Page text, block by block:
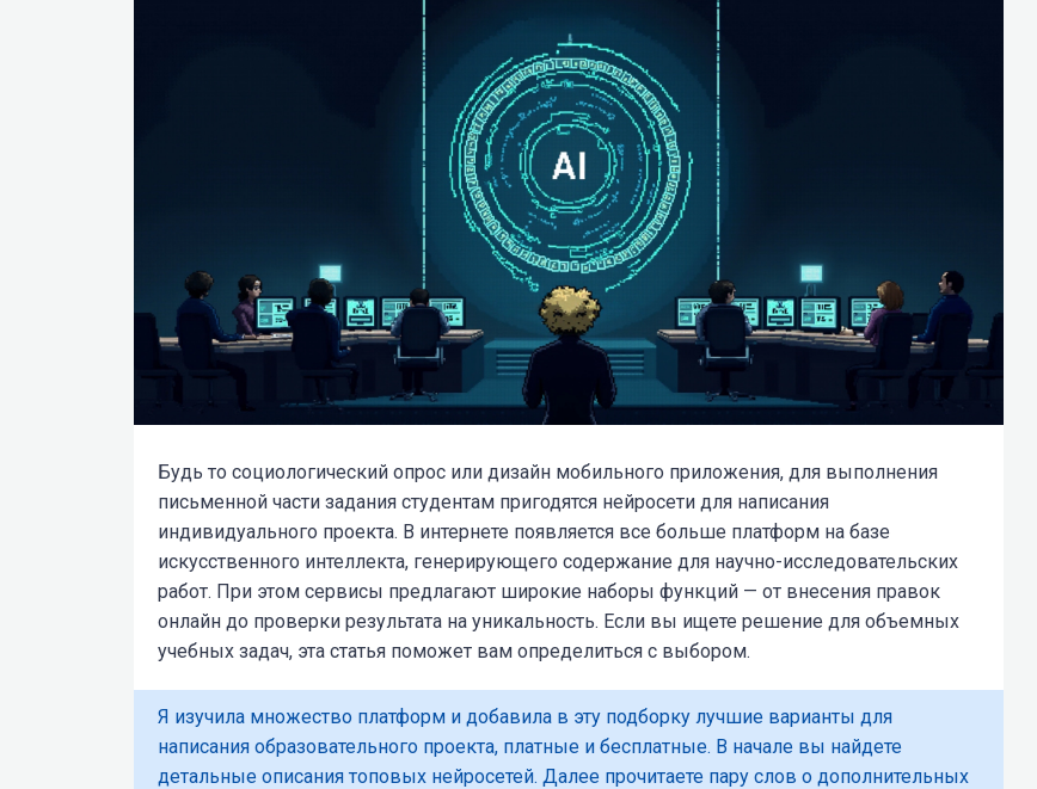
Будь то социологический опрос или дизайн мобильного приложения, для выполнения
письменной части задания студентам пригодятся нейросети для написания
индивидуального проекта. В интернете появляется все больше платформ на базе
искусственного интеллекта, генерирующего содержание для научно-исследовательских
работ. При этом сервисы предлагают широкие наборы функций — от внесения правок
онлайн до проверки результата на уникальность. Если вы ищете решение для объемных
учебных задач, эта статья поможет вам определиться с выбором.
Я изучила множество платформ и добавила в эту подборку лучшие варианты для
написания образовательного проекта, платные и бесплатные. В начале вы найдете
детальные описания топовых нейросетей. Далее прочитаете пару слов о дополнительных